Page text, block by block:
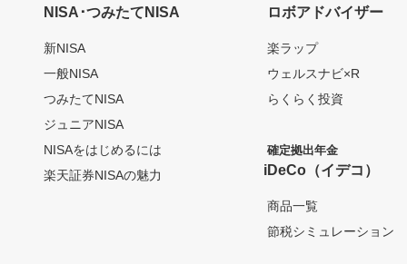
NISA･つみたてNISA
新NISA
一般NISA
つみたてNISA
ジュニアNISA
NISAをはじめるには
楽天証券NISAの魅力
ロボアドバイザー
楽ラップ
ウェルスナビ×R
らくらく投資
確定拠出年金
iDeCo（イデコ）
商品一覧
節税シミュレーション